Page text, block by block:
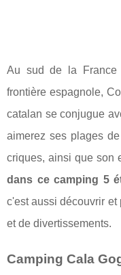
Au sud de la France
frontière espagnole,
catalan se conjugue
aimerez ses plages
criques, ainsi que son
dans ce camping 5
c'est aussi découvrir et
et de divertissements.
Camping Cala